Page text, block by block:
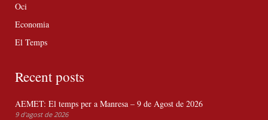
Oci
Economia
El Temps
Recent posts
AEMET: El temps per a Manresa – 9 de Agost de 2026
9 d'agost de 2026